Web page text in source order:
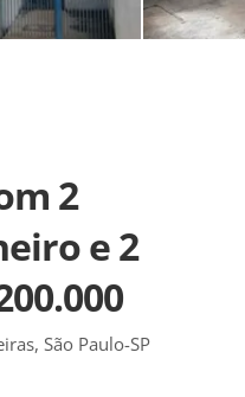
2
e 2
São Paulo-SP